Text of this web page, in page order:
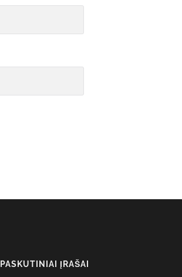
PASKUTINIAI ĮRAŠAI